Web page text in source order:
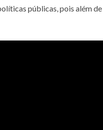
públicas, pois além